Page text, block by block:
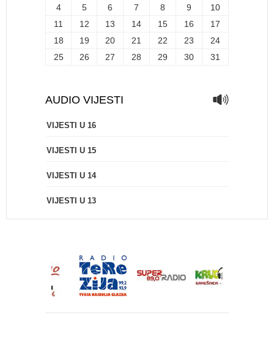
4
5 6 7 8 9
10
11
12 13 14 15 16
17
18
19 20 21 22 23
24
25
26 27 28 29 30 31
AUDIO VIJESTI
VIJESTI U 16
VIJESTI U 15
VIJESTI U 14
VIJESTI U 13